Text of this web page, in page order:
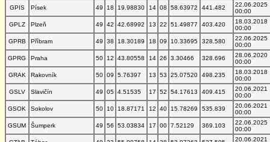
GPIS
Písek 49 18 19.98830 14 08 58.63972 441.482
22.06.2025
00:00
GPLZ
Plzeň 49 42 42.68992 13 22 51.49877 403.420
18.03.2018
00:00
GPRB
Příbram 49 38 18.30189 18 09 10.33695 328.580
22.06.2025
00:00
GPRG
Praha 50 12 43.80558 14 26 3.30466 328.696
28.06.2020
00:00
GRAK
Rakovník 50 09 5.76397 13 53 25.07520 498.235
18.03.2018
00:00
GSLV
Slavičín 49 05 4.51535 17 52 54.17613 409.415
20.06.2021
00:00
GSOK
Sokolov 50 10 18.87171 12 40 15.78269 535.839
20.06.2021
00:00
GSUM
Šumperk 49 56 53.03834 17 00 7.52129 369.103
22.06.2025
00:00
20.06.2021